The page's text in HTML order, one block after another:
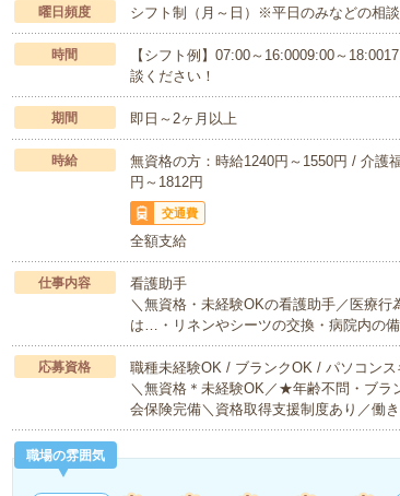
曜日頻度 シフト制（月～日）※平日のみなどの相
時間
【シフト例】07:00～16:0009:00～
談ください！
期間 即日～2ヶ月以上
時給
無資格の方：時給1240円～1550円 / 介護
円～1812円
交通費
全額支給
仕事内容
看護助手
＼無資格・未経験OKの看護助手／医療
は…・リネンやシーツの交換・病院内の
応募資格
職種未経験OK / ブランクOK / パソコン
＼無資格＊未経験OK／★年齢不問・ブ
会保険完備＼資格取得支援制度あり／働
職場の雰囲気